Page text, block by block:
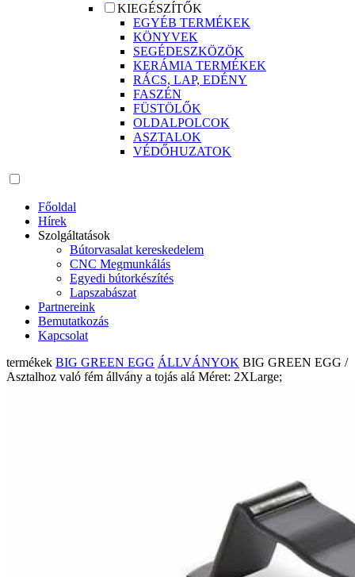
KIEGÉSZÍTŐK
EGYÉB TERMÉKEK
KÖNYVEK
SEGÉDESZKÖZÖK
KERÁMIA TERMÉKEK
RÁCS, LAP, EDÉNY
FASZÉN
FÜSTÖLŐK
OLDALPOLCOK
ASZTALOK
VÉDŐHUZATOK
Főoldal
Hírek
Szolgáltatások
Bútorvasalat kereskedelem
CNC Megmunkálás
Egyedi bútorkészítés
Lapszabászat
Partnereink
Bemutatkozás
Kapcsolat
termékek BIG GREEN EGG ÁLLVÁNYOK BIG GREEN EGG /
Asztalhoz való fém állvány a tojás alá Méret: 2XLarge;